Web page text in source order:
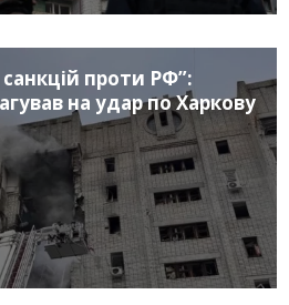
проти РФ”:
на удар по Харкову